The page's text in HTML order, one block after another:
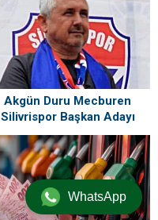
Akgün Duru Mecburen
Silivrispor Başkan Adayı
WhatsApp